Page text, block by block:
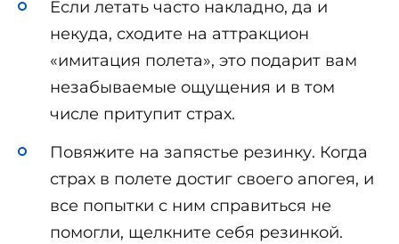
Если летать часто накладно, да и
некуда, сходите на аттракцион
«имитация полета», это подарит вам
незабываемые ощущения и в том
числе притупит страх.
Повяжите на запястье резинку. Когда
страх в полете достиг своего апогея, и
все попытки с ним справиться не
помогли, щелкните себя резинкой.